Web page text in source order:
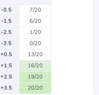
-0.5
7/20
-1.5
6/20
-2.5
1/20
-3.5
0/20
+0.5
13/20
+1.5
16/20
+2.5
19/20
+3.5
20/20